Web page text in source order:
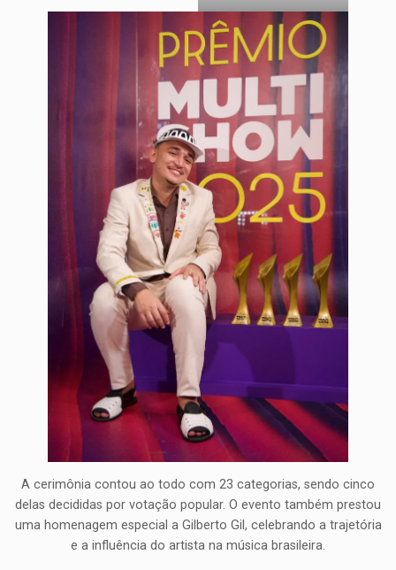
A cerimônia contou ao todo com 23 categorias, sendo cinco
delas decididas por votação popular. O evento também prestou
uma homenagem especial a Gilberto Gil, celebrando a trajetória
e a influência do artista na música brasileira.